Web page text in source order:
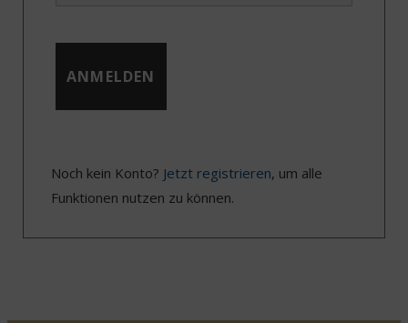
Noch kein Konto? Jetzt registrieren, um alle
Funktionen nutzen zu können.